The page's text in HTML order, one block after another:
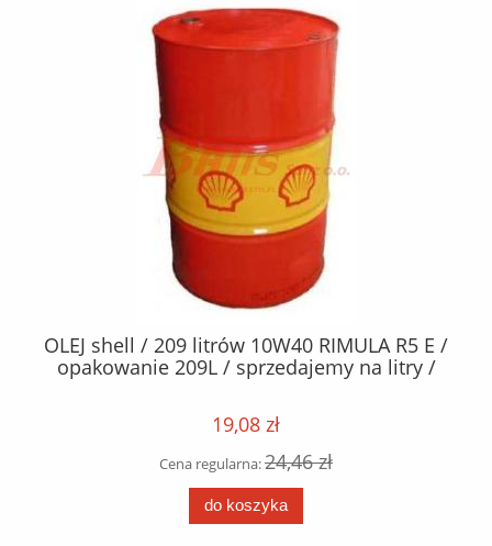
OLEJ shell / 209 litrów 10W40 RIMULA R5 E /
opakowanie 209L / sprzedajemy na litry /
19,08 zł
Cena regularna:24,46 zł
do koszyka